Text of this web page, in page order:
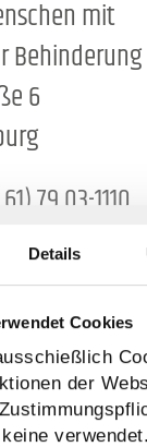
Details
Cookies
der
mit
Behinderung
6
79 03-1110
der
gehören
Rainer